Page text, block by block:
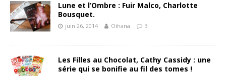
Lune et l’Ombre : Fuir Malco, Charlotte
Bousquet.
juin 26, 2014 Oihana 3
Les Filles au Chocolat, Cathy Cassidy : une
série qui se bonifie au fil des tomes !